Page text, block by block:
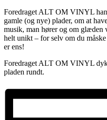
Foredraget ALT OM VINYL
gamle (og nye) plader, om at
musik, man hører og om glæden
helt unikt – for selv om du
er ens!
Foredraget ALT OM VINYL
pladen rundt.